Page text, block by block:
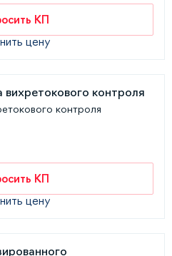
КП
цену
контроля
КП
цену